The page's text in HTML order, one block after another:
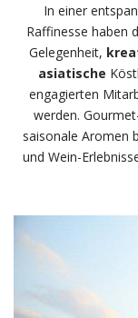
In einer
Raffinesse haben
Gelegenheit,
asiatische
engagierten
werden.
saisonale Aromen
und Wein-